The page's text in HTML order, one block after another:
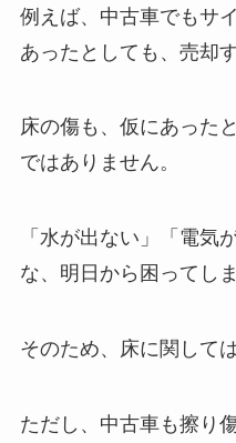
例えば、中古車でもサ
あったとしても、売却
床の傷も、仮にあった
ではありません。
「水が出ない」「電気
な、明日から困ってし
そのため、床に関して
ただし、中古車も擦り